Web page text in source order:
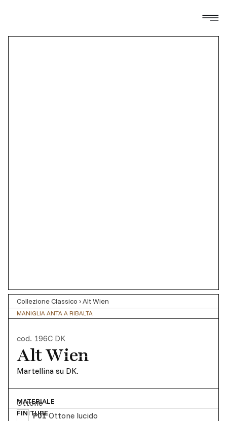
Collezione Classico ›Alt Wien
MANIGLIA ANTA A RIBALTA
cod. 196C DK
Alt Wien
Martellina su DK.
MATERIALE
Ottone
FINITURE
F01 Ottone lucido